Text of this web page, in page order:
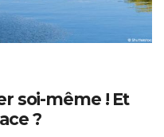
soi-même ! Et
?